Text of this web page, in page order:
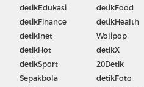
detikEdukasi
detikFinance
detikInet
detikHot
detikSport
Sepakbola
detikFood
detikHealth
Wolipop
detikX
20Detik
detikFoto